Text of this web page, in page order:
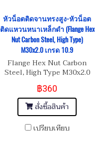
หัวน็อตติดจานทรงสูง-หัวน็อต
ติดแหวนหนาเหล็กดำ (Flange Hex
Nut Carbon Steel, High Type)
M30x2.0 เกรด 10.9
Flange Hex Nut Carbon
Steel, High Type M30x2.0
เกรด 10.9
฿360
สั่งซื้อสินค้า
เปรียบเทียบ